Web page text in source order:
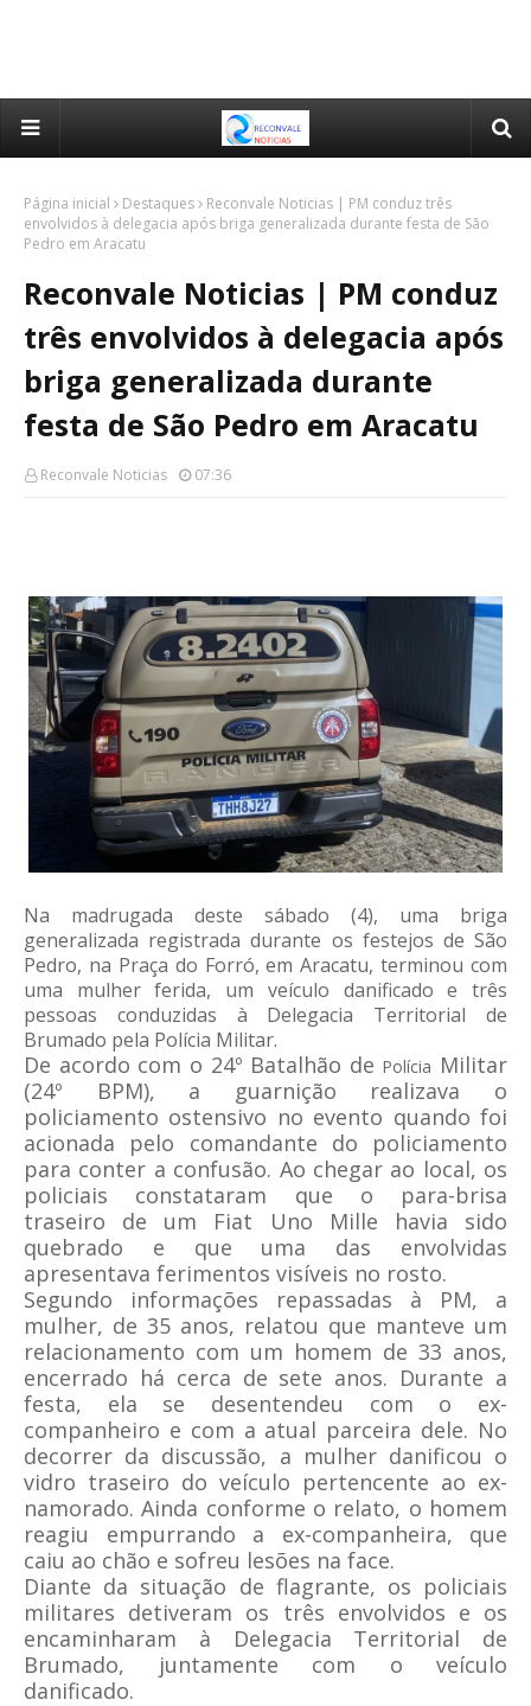
Página inicial Destaques
Reconvale Noticias | PM conduz três
envolvidos à delegacia após briga generalizada durante festa de São
Pedro em Aracatu
Reconvale Noticias | PM conduz
três envolvidos à delegacia após
briga generalizada durante
festa de São Pedro em Aracatu
Reconvale Noticias 07:36
Na madrugada deste sábado (4), uma briga
generalizada registrada durante os festejos de São
Pedro, na Praça do Forró, em Aracatu, terminou com
uma mulher ferida, um veículo danificado e três
pessoas conduzidas à Delegacia Territorial de
Brumado pela Polícia Militar.
De acordo com o 24º Batalhão de Polícia Militar
(24º BPM), a guarnição realizava o
policiamento ostensivo no evento quando foi
acionada pelo comandante do policiamento
para conter a confusão. Ao chegar ao local, os
policiais constataram que o para-brisa
traseiro de um Fiat Uno Mille havia sido
quebrado e que uma das envolvidas
apresentava ferimentos visíveis no rosto.
Segundo informações repassadas à PM, a
mulher, de 35 anos, relatou que manteve um
relacionamento com um homem de 33 anos,
encerrado há cerca de sete anos. Durante a
festa, ela se desentendeu com o ex-
companheiro e com a atual parceira dele. No
decorrer da discussão, a mulher danificou o
vidro traseiro do veículo pertencente ao ex-
namorado. Ainda conforme o relato, o homem
reagiu empurrando a ex-companheira, que
caiu ao chão e sofreu lesões na face.
Diante da situação de flagrante, os policiais
militares detiveram os três envolvidos e os
encaminharam à Delegacia Territorial de
Brumado, juntamente com o veículo
danificado.